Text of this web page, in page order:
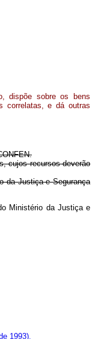
dispõe sobre os bens
correlatas, e dá outras
cujos recursos deverão
da Justiça e Segurança
Ministério da Justiça e
1993).